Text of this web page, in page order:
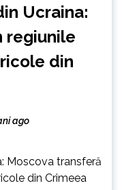
Ucraina:
regiunile
din
ago